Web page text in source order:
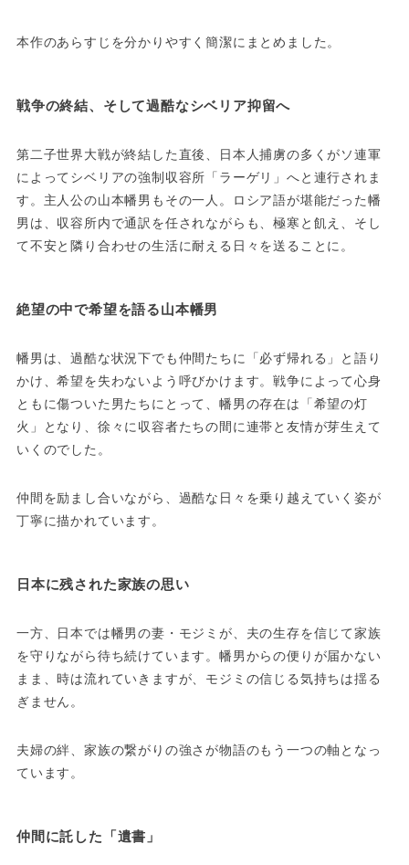
本作のあらすじを分かりやすく簡潔にまとめました。
戦争の終結、そして過酷なシベリア抑留へ
第二子世界大戦が終結した直後、日本人捕虜の多くがソ連軍
によってシベリアの強制収容所「ラーゲリ」へと連行されま
す。主人公の山本幡男もその一人。ロシア語が堪能だった幡
男は、収容所内で通訳を任されながらも、極寒と飢え、そし
て不安と隣り合わせの生活に耐える日々を送ることに。
絶望の中で希望を語る山本幡男
幡男は、過酷な状況下でも仲間たちに「必ず帰れる」と語り
かけ、希望を失わないよう呼びかけます。戦争によって心身
ともに傷ついた男たちにとって、幡男の存在は「希望の灯
火」となり、徐々に収容者たちの間に連帯と友情が芽生えて
いくのでした。
仲間を励まし合いながら、過酷な日々を乗り越えていく姿が
丁寧に描かれています。
日本に残された家族の思い
一方、日本では幡男の妻・モジミが、夫の生存を信じて家族
を守りながら待ち続けています。幡男からの便りが届かない
まま、時は流れていきますが、モジミの信じる気持ちは揺る
ぎません。
夫婦の絆、家族の繋がりの強さが物語のもう一つの軸となっ
ています。
仲間に託した「遺書」